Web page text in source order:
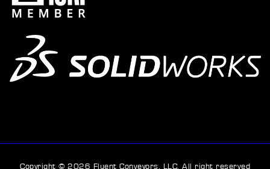
Copyright © 2026 Fluent Conveyors, LLC. All right reserved